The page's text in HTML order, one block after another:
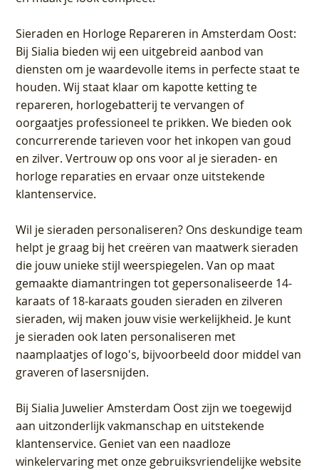
Sieraden en Horloge Repareren in Amsterdam Oost:
Bij Sialia bieden wij een uitgebreid aanbod van
diensten om je waardevolle items in perfecte staat te
houden. Wij staat klaar om kapotte ketting te
repareren, horlogebatterij te vervangen of
oorgaatjes professioneel te prikken. We bieden ook
concurrerende tarieven voor het inkopen van goud
en zilver. Vertrouw op ons voor al je sieraden- en
horloge reparaties en ervaar onze uitstekende
klantenservice.
Wil je sieraden personaliseren? Ons deskundige team
helpt je graag bij het creëren van maatwerk sieraden
die jouw unieke stijl weerspiegelen. Van op maat
gemaakte diamantringen tot gepersonaliseerde 14-
karaats of 18-karaats gouden sieraden en zilveren
sieraden, wij maken jouw visie werkelijkheid. Je kunt
je sieraden ook laten personaliseren met
naamplaatjes of logo's, bijvoorbeeld door middel van
graveren of lasersnijden.
BijSialia Juwelier Amsterdam Oostzijn we toegewijd
aan uitzonderlijk vakmanschap en uitstekende
klantenservice. Geniet van een naadloze
winkelervaring met onze gebruiksvriendelijke website